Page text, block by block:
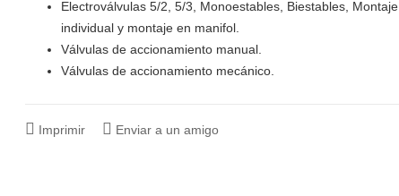
Electroválvulas 5/2, 5/3, Monoestables, Biestables, Montaje
individual y montaje en manifol.
Válvulas de accionamiento manual.
Válvulas de accionamiento mecánico.
Imprimir Enviar a un amigo